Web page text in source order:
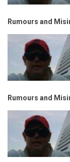
Rumours and
Rumours and